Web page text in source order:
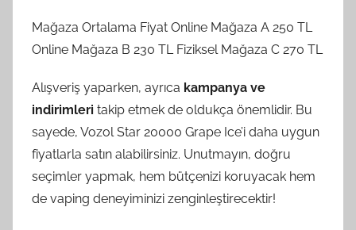
Mağaza Ortalama Fiyat Online Mağaza A 250 TL
Online Mağaza B 230 TL Fiziksel Mağaza C 270 TL
Alışveriş yaparken, ayrıca kampanya ve
indirimleri takip etmek de oldukça önemlidir. Bu
sayede, Vozol Star 20000 Grape Ice’i daha uygun
fiyatlarla satın alabilirsiniz. Unutmayın, doğru
seçimler yapmak, hem bütçenizi koruyacak hem
de vaping deneyiminizi zenginleştirecektir!